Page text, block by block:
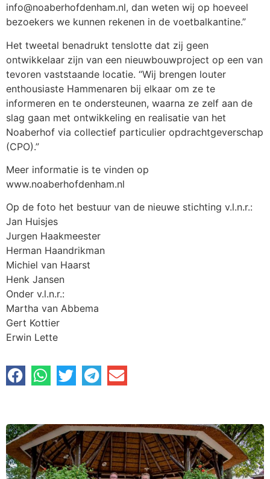
info@noaberhofdenham.nl, dan weten wij op hoeveel
bezoekers we kunnen rekenen in de voetbalkantine.”
Het tweetal benadrukt tenslotte dat zij geen
ontwikkelaar zijn van een nieuwbouwproject op een van
tevoren vaststaande locatie. “Wij brengen louter
enthousiaste Hammenaren bij elkaar om ze te
informeren en te ondersteunen, waarna ze zelf aan de
slag gaan met ontwikkeling en realisatie van het
Noaberhof via collectief particulier opdrachtgeverschap
(CPO).”
Meer informatie is te vinden op
www.noaberhofdenham.nl
Op de foto het bestuur van de nieuwe stichting v.l.n.r.:
Jan Huisjes
Jurgen Haakmeester
Herman Haandrikman
Michiel van Haarst
Henk Jansen
Onder v.l.n.r.:
Martha van Abbema
Gert Kottier
Erwin Lette